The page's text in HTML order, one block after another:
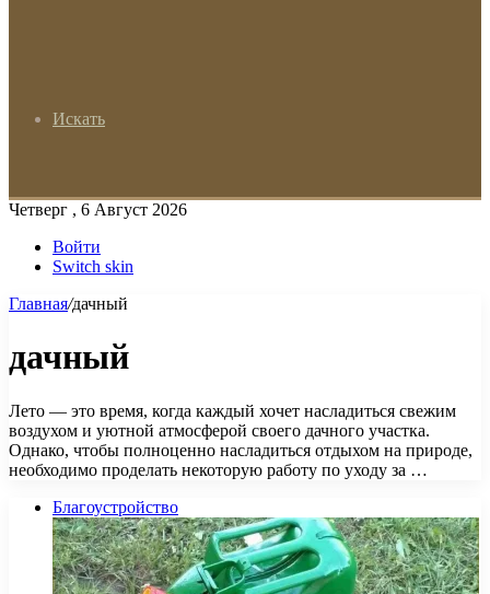
Искать
Четверг , 6 Август 2026
Войти
Switch skin
Главная/дачный
дачный
Лето — это время, когда каждый хочет насладиться свежим
воздухом и уютной атмосферой своего дачного участка.
Однако, чтобы полноценно насладиться отдыхом на природе,
необходимо проделать некоторую работу по уходу за …
Благоустройство